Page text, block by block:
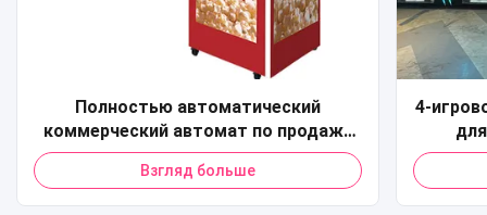
Полностью автоматический
коммерческий автомат по продаже
попкорна, кредитная карта, QR-код,
торговый автомат по продаже
попкорна для торгового центра
Взгляд больше
4-